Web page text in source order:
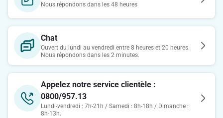
Nous répondons dans les 48 heures
Chat
Ouvert du lundi au vendredi entre 8 heures et 20 heures.
Nous répondons dans les 2 minutes.
Appelez notre service clientèle :
0800/957.13
Lundi-vendredi : 7h-21h / Samedi : 8h-18h / Dimanche :
8h-13h.